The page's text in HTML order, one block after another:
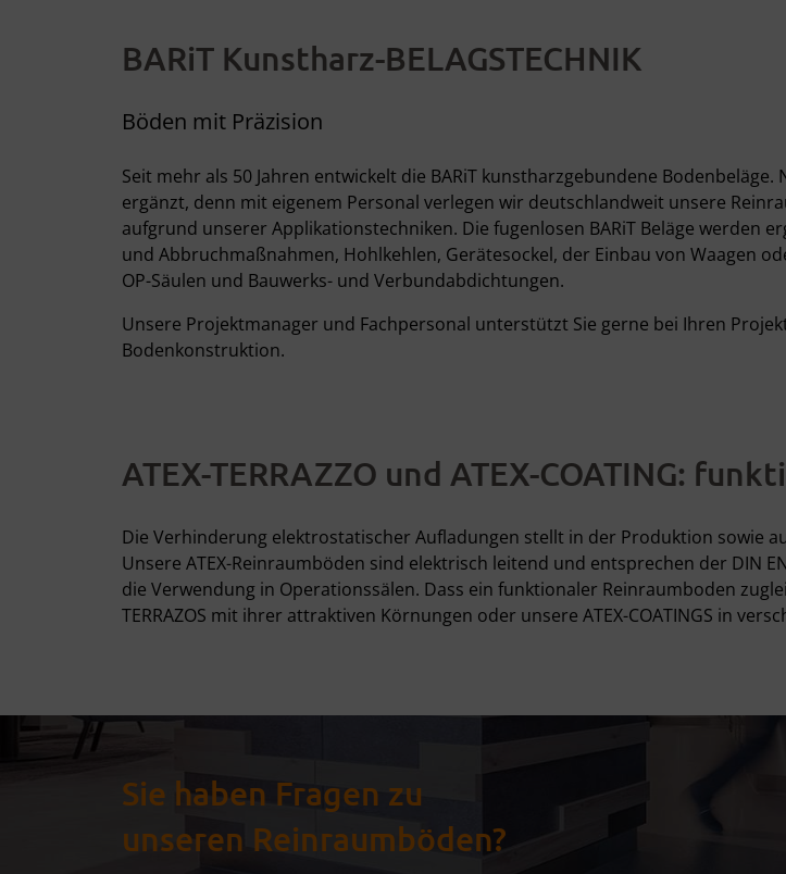
BARiT Kunstharz-BELAGSTECHNIK
Böden mit Präzision
Seit mehr als 50 Jahren entwickelt die BARiT kunstharzgebundene
ergänzt, denn mit eigenem Personal verlegen wir deutschlandweit unsere
aufgrund unserer Applikationstechniken. Die fugenlosen BARiT Beläge werden
und Abbruchmaßnahmen, Hohlkehlen, Gerätesockel, der Einbau von Waagen
OP-Säulen und Bauwerks- und Verbundabdichtungen.
Unsere Projektmanager und Fachpersonal unterstützt Sie gerne bei Ihren
Bodenkonstruktion.
ATEX-TERRAZZO und ATEX-COATING:
Die Verhinderung elektrostatischer Aufladungen stellt in der Produktion sowie
Unsere ATEX-Reinraumböden sind elektrisch leitend und entsprechen der DIN
die Verwendung in Operationssälen. Dass ein funktionaler Reinraumboden
TERRAZOS mit ihrer attraktiven Körnungen oder unsere ATEX-COATINGS in
Sie haben Fragen zu
unseren Reinraumböden?